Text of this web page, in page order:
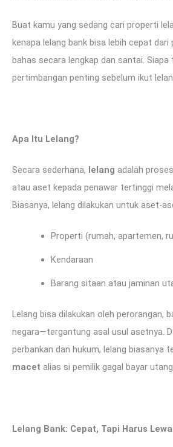
Buat kamu yang sedang cari properti
kenapa lelang bank bisa lebih cepat dari
bahas secara lengkap dan santai. Siapa
pertimbangan penting sebelum ikut
Apa Itu Lelang?
Secara sederhana, lelang adalah
atau aset kepada penawar tertinggi
Biasanya, lelang dilakukan untuk aset-
Properti (rumah, apartemen,
Kendaraan
Barang sitaan atau jaminan
Lelang bisa dilakukan oleh perorangan,
negara—tergantung asal usul asetnya.
perbankan dan hukum, lelang biasanya
macet alias si pemilik gagal bayar
Lelang Bank: Cepat, Tapi Harus